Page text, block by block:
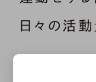
日々の活動